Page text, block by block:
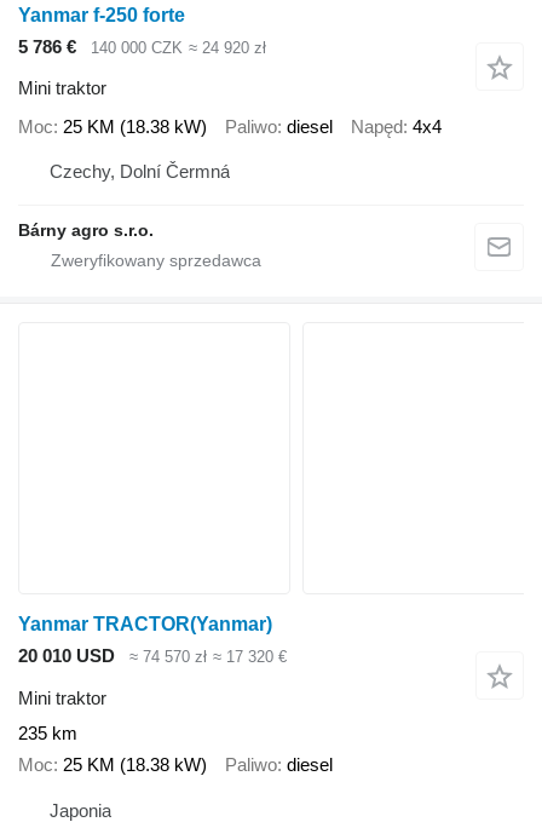
Yanmar f-250 forte
5 786 €
140 000 CZK ≈ 24 920 zł
Mini traktor
Moc 25 KM (18.38 kW) Paliwo diesel Napęd 4x4
Czechy, Dolní Čermná
Bárny agro s.r.o.
Yanmar TRACTOR(Yanmar)
20 010 USD
≈ 74 570 zł ≈ 17 320 €
Mini traktor
235 km
Moc 25 KM (18.38 kW) Paliwo diesel
Japonia